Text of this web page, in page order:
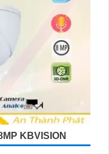
KBVISION